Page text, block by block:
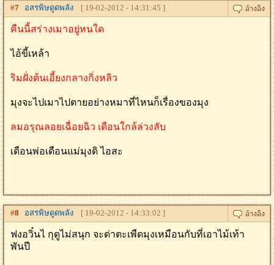
#7 อสรพิษดูดพลัง [ 19-02-2012 - 14:31:45 ]
คืนนี้สร่างเมาอยู่หนใด
ไอ้ขี้เหล้า
ริมฝั่งต้นเอี้ยงกลางกิ่งหลิว
มุงจะไปเมาไปตายอย่างหมาที่ไหนก็เรื่องของมุง
ลมอรุณลอยเฉื่อยฉิว เดือนใกล้ล่วงลับ
เดือนพ่อเดือนแม่มุงดิ ไอสะ
#8 อสรพิษดูดพลัง [ 19-02-2012 - 14:33:02 ]
ฟงอวิ๋นไ กุดูไม่สนุก จะด่าตะเพืดมุงเหมือนกับที่เอาไม้เท้า
พันปี